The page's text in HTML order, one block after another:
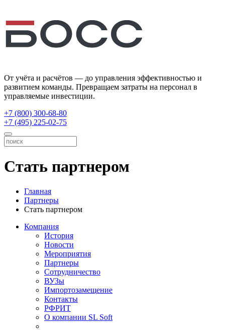
От учёта и расчётов — до управления эффективностью и
развитием команды. Превращаем затраты на персонал в
управляемые инвестиции.
+7 (800) 300-68-80
+7 (495) 225-02-75
Стать партнером
Главная
Партнеры
Стать партнером
Компания
История
Новости
Мероприятия
Партнеры
Сотрудничество
ВУЗы
Импортозамещение
Контакты
РФРИТ
О компании SL Soft